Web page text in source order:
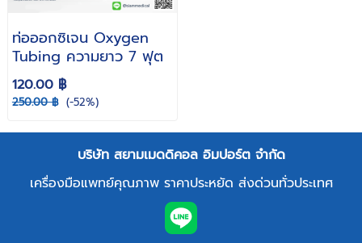
ท่อออกซิเจน Oxygen
Tubing ความยาว 7 ฟุต
120.00 ฿
250.00 ฿ (-52%)
บริษัท สยามเมดดิคอล อิมปอร์ต จำกัด
เครื่องมือแพทย์คุณภาพ ราคาประหยัด ส่งด่วนทั่วประเทศ